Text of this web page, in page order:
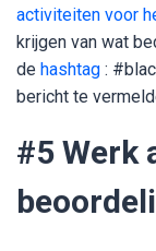
activiteiten voor
krijgen van wat
de hashtag :
bericht te
#5 Werk